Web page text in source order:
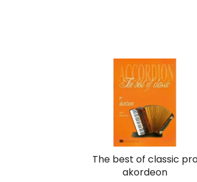
The best of classic
akordeon